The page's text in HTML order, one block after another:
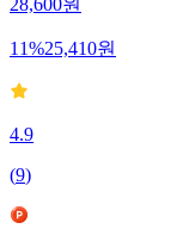
28,600원
11%25,410원
4.9
(9)